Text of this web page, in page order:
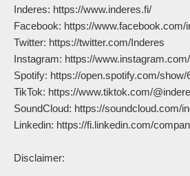
Inderes: https://www.inderes.fi/
Facebook: https://www.facebook.com/
Twitter: https://twitter.com/Inderes
Instagram: https://
Spotify: https://open.spotify.com/
TikTok: https://www.tiktok.com/
SoundCloud: https://soundcloud.com/
Linkedin: https://fi.linkedin.com/
Disclaimer: